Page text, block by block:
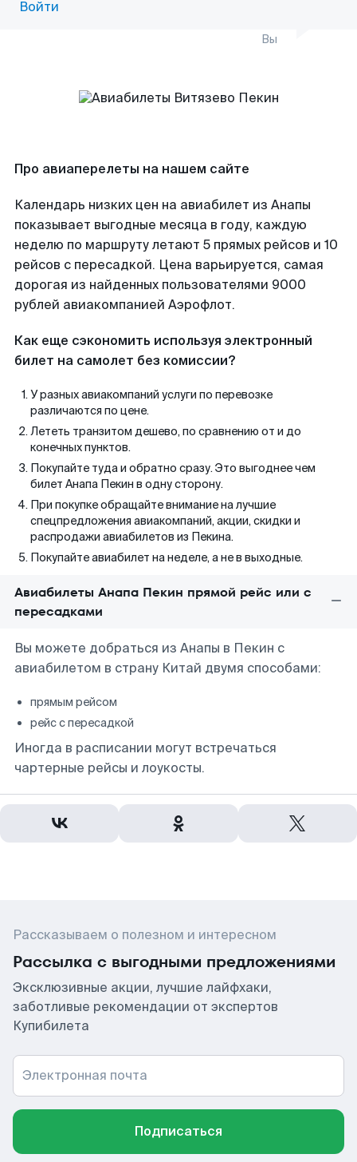
Войти
Вы
Про авиаперелеты на нашем сайте
Календарь низких цен на авиабилет из Анапы
показывает выгодные месяца в году, каждую
неделю по маршруту летают 5 прямых рейсов и 10
рейсов с пересадкой. Цена варьируется, самая
дорогая из найденных пользователями 9000
рублей авиакомпанией Аэрофлот.
Как еще сэкономить используя электронный
билет на самолет без комиссии?
У разных авиакомпаний услуги по перевозке
различаются по цене.
Лететь транзитом дешево, по сравнению от и до
конечных пунктов.
Покупайте туда и обратно сразу. Это выгоднее чем
билет Анапа Пекин в одну сторону.
При покупке обращайте внимание на лучшие
спецпредложения авиакомпаний, акции, скидки и
распродажи авиабилетов из Пекина.
Покупайте авиабилет на неделе, а не в выходные.
Авиабилеты Анапа Пекин прямой рейс или с
пересадками
Вы можете добраться из Анапы в Пекин с
авиабилетом в страну Китай двумя способами:
прямым рейсом
рейс с пересадкой
Иногда в расписании могут встречаться
чартерные рейсы и лоукосты.
Рассказываем о полезном и интересном
Рассылка с выгодными предложениями
Эксклюзивные акции, лучшие лайфхаки,
заботливые рекомендации от экспертов
Купибилета
Электронная почта
Подписаться